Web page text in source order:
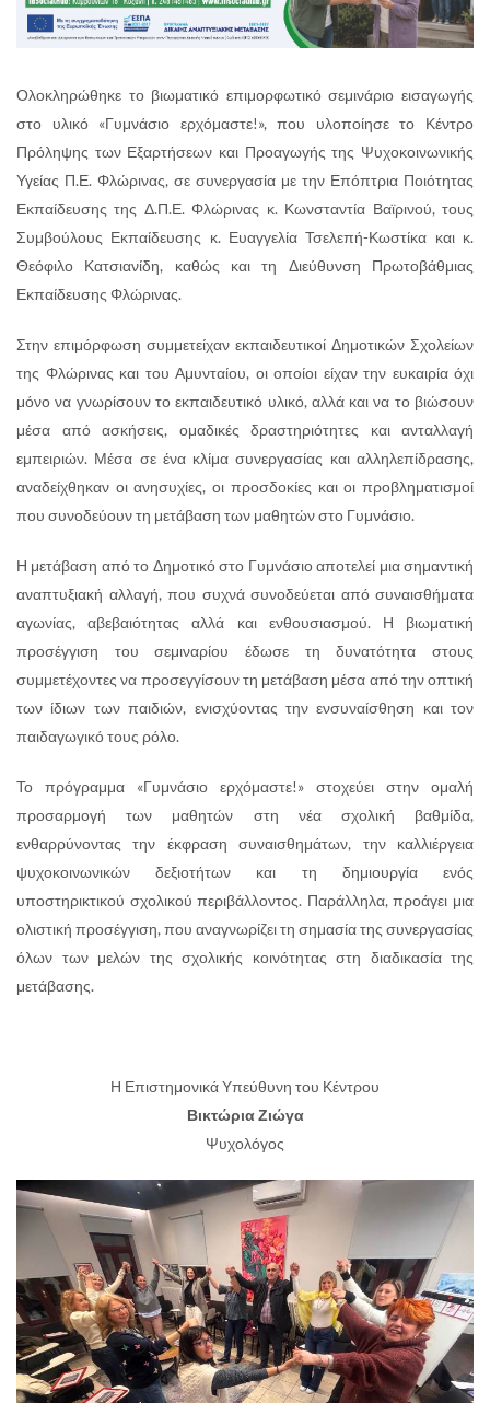
Ολοκληρώθηκε το βιωματικό επιμορφωτικό σεμινάριο εισαγωγής
στο υλικό «Γυμνάσιο ερχόμαστε!», που υλοποίησε το Κέντρο
Πρόληψης των Εξαρτήσεων και Προαγωγής της Ψυχοκοινωνικής
Υγείας Π.Ε. Φλώρινας, σε συνεργασία με την Επόπτρια Ποιότητας
Εκπαίδευσης της Δ.Π.Ε. Φλώρινας κ. Κωνσταντία Βαϊρινού, τους
Συμβούλους Εκπαίδευσης κ. Ευαγγελία Τσελεπή-Κωστίκα και κ.
Θεόφιλο Κατσιανίδη, καθώς και τη Διεύθυνση Πρωτοβάθμιας
Εκπαίδευσης Φλώρινας.
Στην επιμόρφωση συμμετείχαν εκπαιδευτικοί Δημοτικών Σχολείων
της Φλώρινας και του Αμυνταίου, οι οποίοι είχαν την ευκαιρία όχι
μόνο να γνωρίσουν το εκπαιδευτικό υλικό, αλλά και να το βιώσουν
μέσα από ασκήσεις, ομαδικές δραστηριότητες και ανταλλαγή
εμπειριών. Μέσα σε ένα κλίμα συνεργασίας και αλληλεπίδρασης,
αναδείχθηκαν οι ανησυχίες, οι προσδοκίες και οι προβληματισμοί
που συνοδεύουν τη μετάβαση των μαθητών στο Γυμνάσιο.
Η μετάβαση από το Δημοτικό στο Γυμνάσιο αποτελεί μια σημαντική
αναπτυξιακή αλλαγή, που συχνά συνοδεύεται από συναισθήματα
αγωνίας, αβεβαιότητας αλλά και ενθουσιασμού. Η βιωματική
προσέγγιση του σεμιναρίου έδωσε τη δυνατότητα στους
συμμετέχοντες να προσεγγίσουν τη μετάβαση μέσα από την οπτική
των ίδιων των παιδιών, ενισχύοντας την ενσυναίσθηση και τον
παιδαγωγικό τους ρόλο.
Το πρόγραμμα «Γυμνάσιο ερχόμαστε!» στοχεύει στην ομαλή
προσαρμογή των μαθητών στη νέα σχολική βαθμίδα,
ενθαρρύνοντας την έκφραση συναισθημάτων, την καλλιέργεια
ψυχοκοινωνικών δεξιοτήτων και τη δημιουργία ενός
υποστηρικτικού σχολικού περιβάλλοντος. Παράλληλα, προάγει μια
ολιστική προσέγγιση, που αναγνωρίζει τη σημασία της συνεργασίας
όλων των μελών της σχολικής κοινότητας στη διαδικασία της
μετάβασης.
Η Επιστημονικά Υπεύθυνη του Κέντρου
Βικτώρια Ζιώγα
Ψυχολόγος